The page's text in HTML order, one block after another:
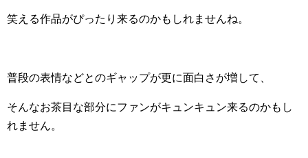
笑える作品がぴったり来るのかもしれませんね。
普段の表情などとのギャップが更に面白さが増して、
そんなお茶目な部分にファンがキュンキュン来るのかもし
れません。